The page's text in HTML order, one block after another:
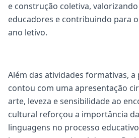
e construção coletiva,
educadores e contribuindo para
ano letivo.
Além das atividades formativas,
contou com uma apresentação
arte, leveza e sensibilidade ao
cultural reforçou a importância
linguagens no processo